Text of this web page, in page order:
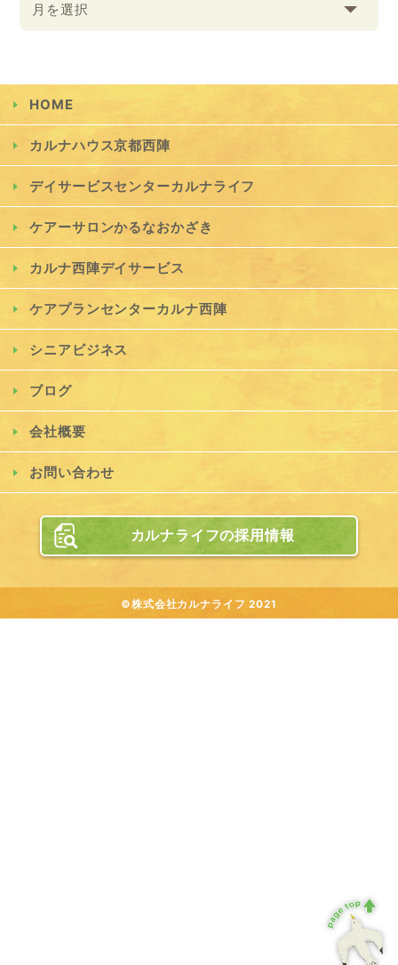
月を選択
HOME
カルナハウス京都西陣
デイサービスセンターカルナライフ
ケアーサロンかるなおかざき
カルナ西陣デイサービス
ケアプランセンターカルナ西陣
シニアビジネス
ブログ
会社概要
お問い合わせ
カルナライフの採用情報
©株式会社カルナライフ 2021